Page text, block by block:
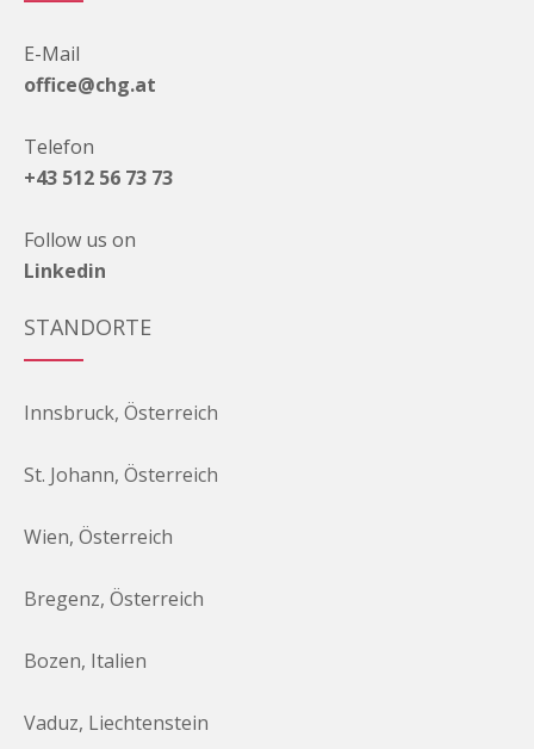
E-Mail
office@chg.at
Telefon
+43 512 56 73 73
Follow us on
Linkedin
STANDORTE
Innsbruck, Österreich
St. Johann, Österreich
Wien, Österreich
Bregenz, Österreich
Bozen, Italien
Vaduz, Liechtenstein